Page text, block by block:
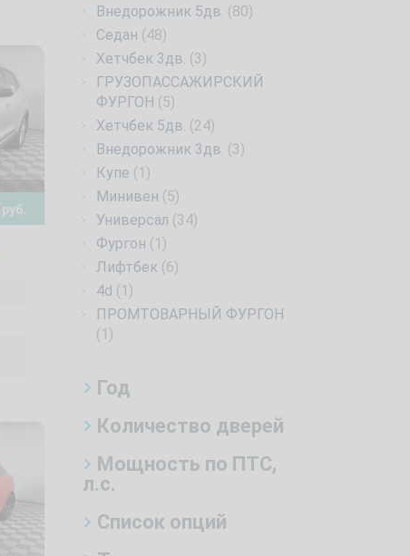
Внедорожник 5дв. (80)
Седан (48)
Хетчбек 3дв. (3)
ГРУЗОПАССАЖИРСКИЙ
ФУРГОН (5)
Хетчбек 5дв. (24)
Внедорожник 3дв. (3)
Купе (1)
Минивен (5)
Универсал (34)
Фургон (1)
Лифтбек (6)
4d (1)
ПРОМТОВАРНЫЙ ФУРГОН
(1)
Год
Количество дверей
Мощность по ПТС,
л.с.
Список опций